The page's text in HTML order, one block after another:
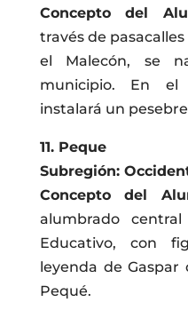
Concepto del
través de
el Malecón, se
municipio. En el
instalará un
11. Peque
Subregión:
Concepto del
alumbrado
Educativo, con
leyenda de Gaspar
Pequé.